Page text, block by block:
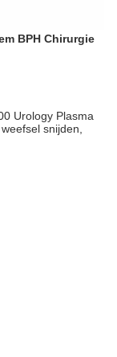
BPH Chirurgie
Urology Plasma
snijden,